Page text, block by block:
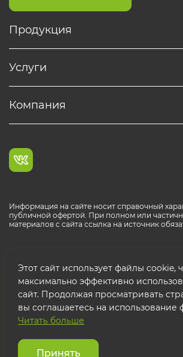
Продукция
Услуги
Компания
Информация на сайте носит справочный
публичной офертой. При полном или
материалов с сайта ссылка на источник
© 2026 ООО "ФТК РОСТР"
Защита персональных данных
Этот сайт использует файлы cookie,
максимально эффективно
сайт. Продолжая просматривать
вы соглашаетесь на использование
Читать больше
Принять